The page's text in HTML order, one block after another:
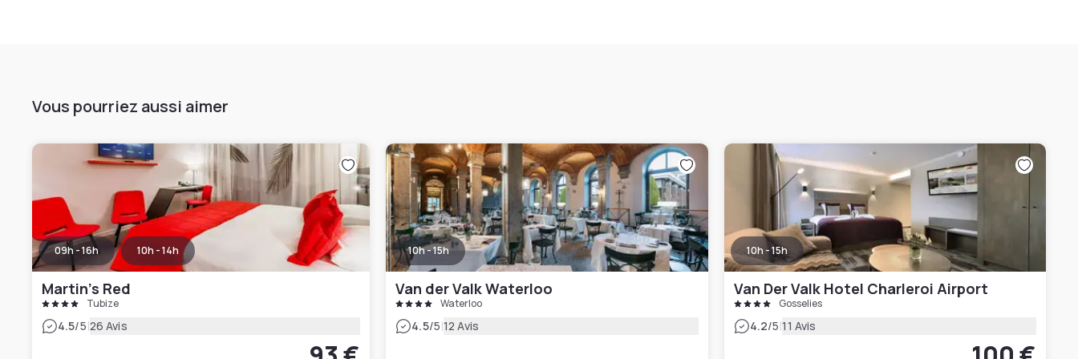
Vous pourriez aussi aimer
09h - 16h 10h - 14h
Martin's Red
Tubize
4.5/5|26 Avis
10h - 15h
Van der Valk Waterloo
Waterloo
4.5/5|12 Avis
10h - 15h
Van Der Valk Hotel Charleroi Airport
Gosselies
4.2/5|11 Avis